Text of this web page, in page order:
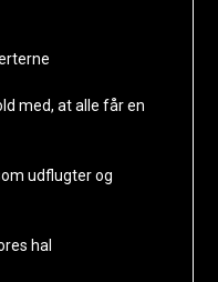
med, at alle får en
udflugter og
hal